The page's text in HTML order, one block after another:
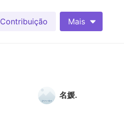
Contribuição Mais
名媛.